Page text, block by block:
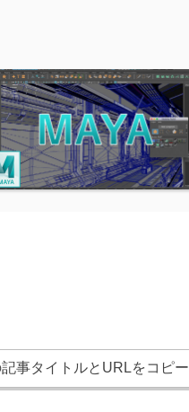
記事タイトルとURLをコピー